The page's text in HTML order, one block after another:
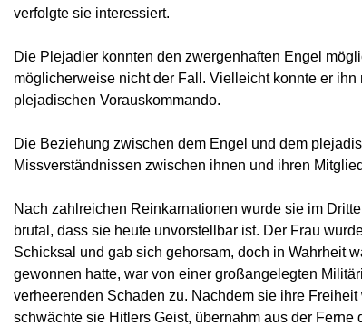
verfolgte sie interessiert.
Die Plejadier konnten den zwergenhaften Engel
möglicherweise nicht der Fall. Vielleicht konnte er
plejadischen Vorauskommando.
Die Beziehung zwischen dem Engel und dem
Missverständnissen zwischen ihnen und ihren
Nach zahlreichen Reinkarnationen wurde sie im
brutal, dass sie heute unvorstellbar ist. Der Frau
Schicksal und gab sich gehorsam, doch in Wahrheit
gewonnen hatte, war von einer großangelegten
verheerenden Schaden zu. Nachdem sie ihre
schwächte sie Hitlers Geist, übernahm aus der